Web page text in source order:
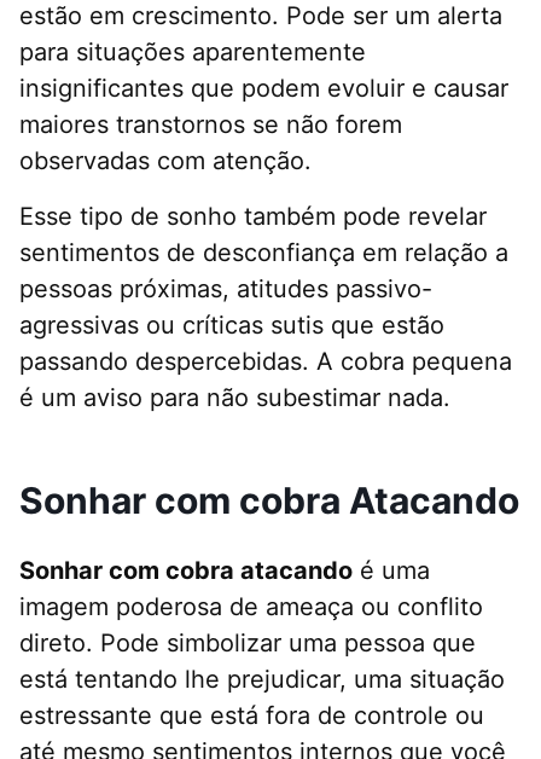
estão em crescimento. Pode ser um alerta
para situações aparentemente
insignificantes que podem evoluir e causar
maiores transtornos se não forem
observadas com atenção.
Esse tipo de sonho também pode revelar
sentimentos de desconfiança em relação a
pessoas próximas, atitudes passivo-
agressivas ou críticas sutis que estão
passando despercebidas. A cobra pequena
é um aviso para não subestimar nada.
Sonhar com cobra Atacando
Sonhar com cobra atacando é uma
imagem poderosa de ameaça ou conflito
direto. Pode simbolizar uma pessoa que
está tentando lhe prejudicar, uma situação
estressante que está fora de controle ou
até mesmo sentimentos internos que você